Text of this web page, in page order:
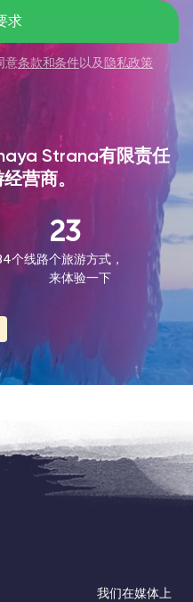
求
意条款和条件以及 隐私政策
Strana有限责任
营商。
个线路
23
个旅游方式，
来体验一下
我们在媒体上